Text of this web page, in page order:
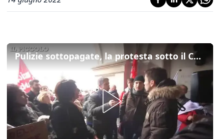
Pulizie sottopagate, la protesta sotto il Comune